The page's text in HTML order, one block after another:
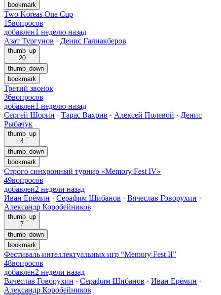
bookmark
Two Koreas One Cup
15вопросов
добавлен1 неделю назад
Азат Тургунов · Денис Галиакберов
thumb_up
20
thumb_down
bookmark
Третий звонок
36вопросов
добавлен1 неделю назад
Сергей Шорин · Тарас Вахрив · Алексей Полевой · Денис
Рыбачук
thumb_up
4
thumb_down
bookmark
Строго синхронный турнир «Memory Fest IV»
49вопросов
добавлен2 недели назад
Иван Ерёмин · Серафим Шибанов · Вячеслав Говорухин ·
Александр Коробейников
thumb_up
7
thumb_down
bookmark
Фестиваль интеллектуальных игр “Memory Fest II”
48вопросов
добавлен2 недели назад
Вячеслав Говорухин · Серафим Шибанов · Иван Ерёмин ·
Александр Коробейников